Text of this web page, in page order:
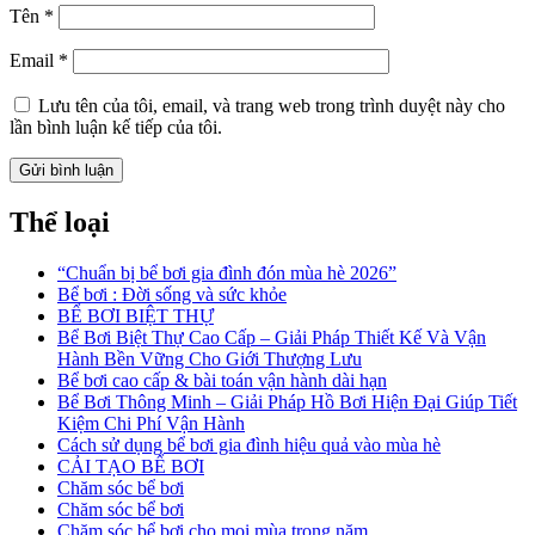
Tên *
Email *
Lưu tên của tôi, email, và trang web trong trình duyệt này cho
lần bình luận kế tiếp của tôi.
Thể loại
“Chuẩn bị bể bơi gia đình đón mùa hè 2026”
Bể bơi : Đời sống và sức khỏe
BỂ BƠI BIỆT THỰ
Bể Bơi Biệt Thự Cao Cấp – Giải Pháp Thiết Kế Và Vận
Hành Bền Vững Cho Giới Thượng Lưu
Bể bơi cao cấp & bài toán vận hành dài hạn
Bể Bơi Thông Minh – Giải Pháp Hồ Bơi Hiện Đại Giúp Tiết
Kiệm Chi Phí Vận Hành
Cách sử dụng bể bơi gia đình hiệu quả vào mùa hè
CẢI TẠO BỂ BƠI
Chăm sóc bể bơi
Chăm sóc bể bơi
Chăm sóc bể bơi cho mọi mùa trong năm